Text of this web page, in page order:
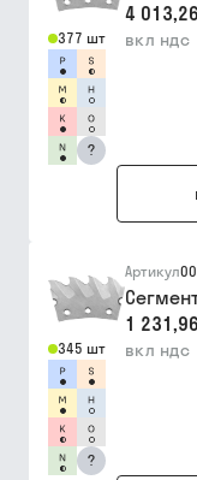
377 шт
?
4
вкл ндс
345 шт
?
Артикул
1
вкл ндс